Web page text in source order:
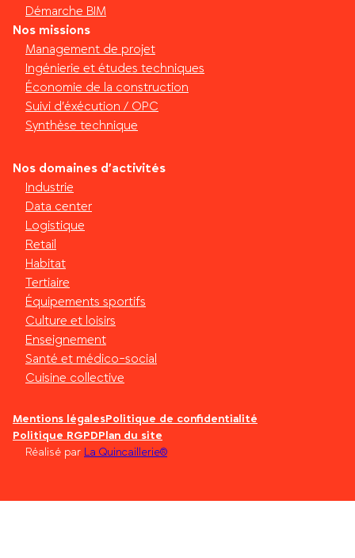
Démarche BIM
Nos missions
Management de projet
Ingénierie et études techniques
Économie de la construction
Suivi d’éxécution / OPC
Synthèse technique
Nos domaines d’activités
Industrie
Data center
Logistique
Retail
Habitat
Tertiaire
Équipements sportifs
Culture et loisirs
Enseignement
Santé et médico-social
Cuisine collective
Mentions légalesPolitique de confidentialité
Politique RGPDPlan du site
Réalisé par La Quincaillerie®